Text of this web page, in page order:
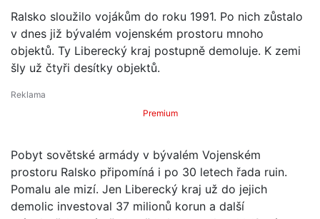
Ralsko sloužilo vojákům do roku 1991. Po nich zůstalo
v dnes již bývalém vojenském prostoru mnoho
objektů. Ty Liberecký kraj postupně demoluje. K zemi
šly už čtyři desítky objektů.
Premium
Pobyt sovětské armády v bývalém Vojenském
prostoru Ralsko připomíná i po 30 letech řada ruin.
Pomalu ale mizí. Jen Liberecký kraj už do jejich
demolic investoval 37 milionů korun a další